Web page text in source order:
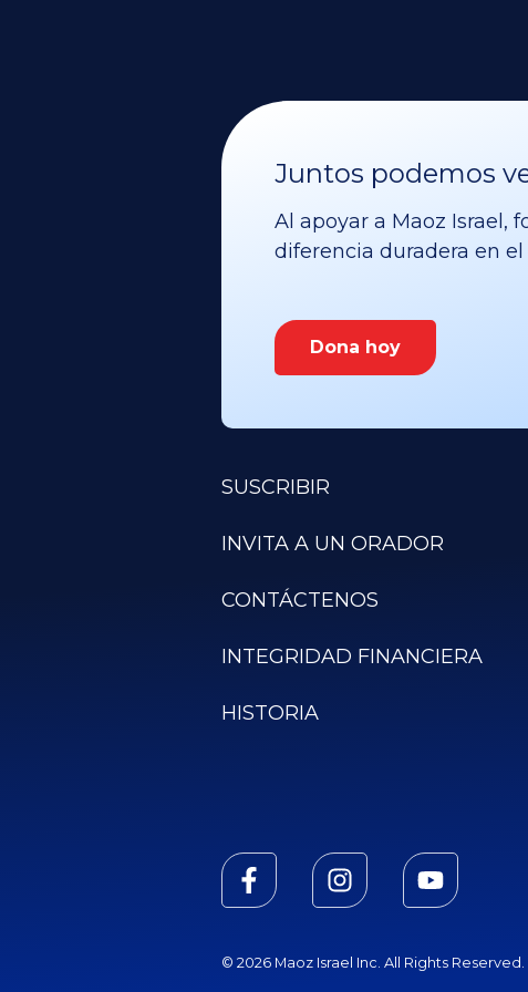
Juntos podemos
Al apoyar a Maoz Israel,
diferencia duradera en
Dona hoy
SUSCRIBIR
INVITA A UN ORADOR
CONTÁCTENOS
INTEGRIDAD FINANCIERA
HISTORIA
© 2026 Maoz Israel Inc. All Rights Reserved.